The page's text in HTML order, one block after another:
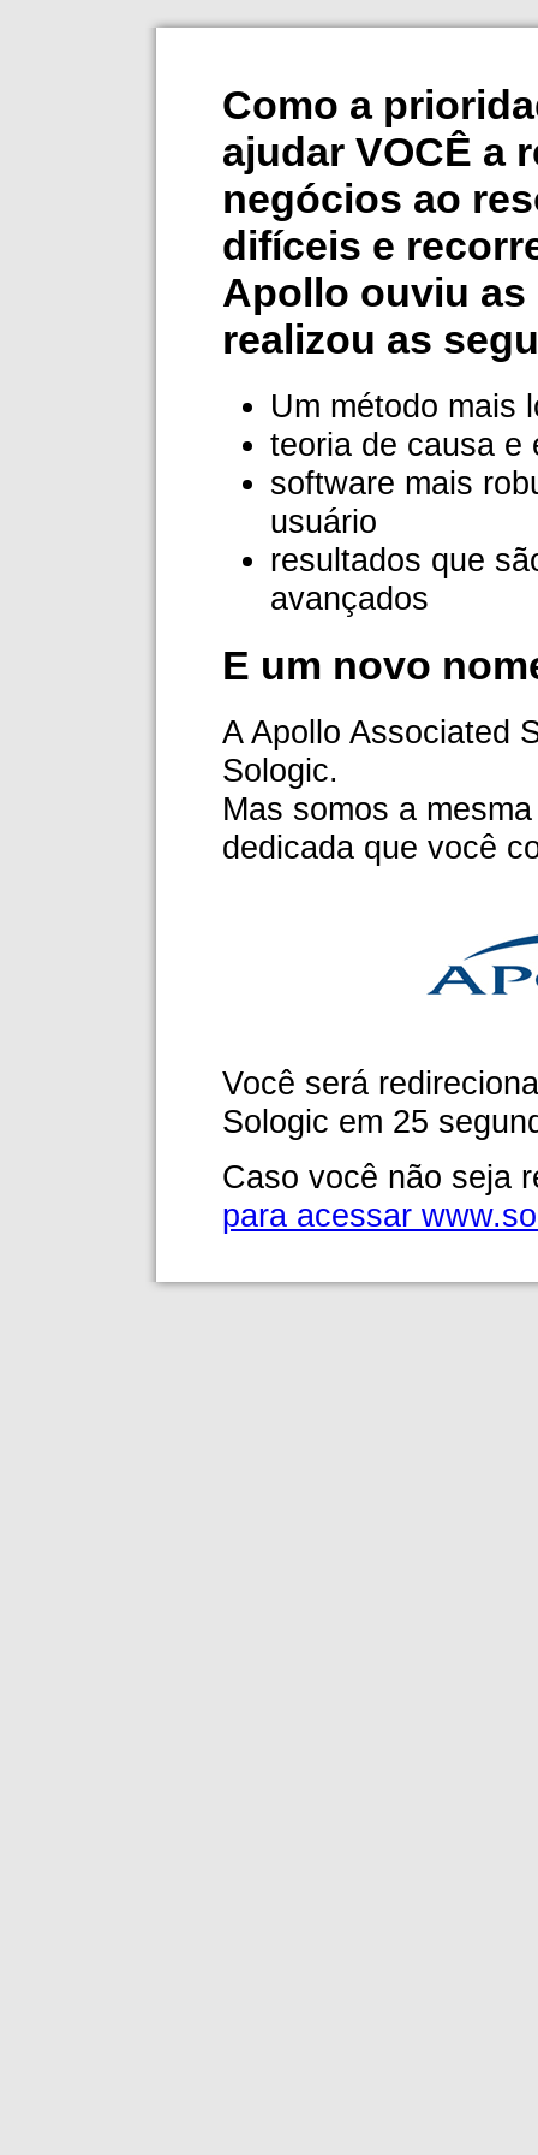
Como a
ajudar VOCÊ a
negócios ao
difíceis e
Apollo ouviu as
realizou as
Um método mais
teoria de causa e
software mais
usuário
resultados que
avançados
E um novo
A Apollo Associated
Sologic.
Mas somos a
dedicada que você
Você será
Sologic em 25
Caso você não seja
para acessar